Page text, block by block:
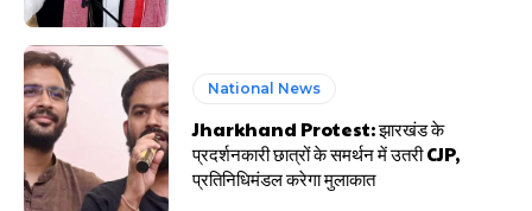
National News
Jharkhand Protest: झारखंड के
प्रदर्शनकारी छात्रों के समर्थन में उतरी CJP,
प्रतिनिधिमंडल करेगा मुलाकात